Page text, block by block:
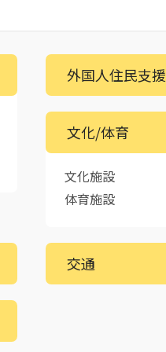
外国人住民支援
文化/体育
文化施設
体育施設
交通